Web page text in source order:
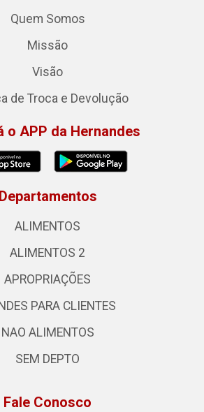
Quem Somos
Missão
Visão
de Troca e Devolução
o APP da Hernandes
Departamentos
ALIMENTOS
ALIMENTOS 2
APROPRIAÇÕES
PARA CLIENTES
NAO ALIMENTOS
SEM DEPTO
Fale Conosco